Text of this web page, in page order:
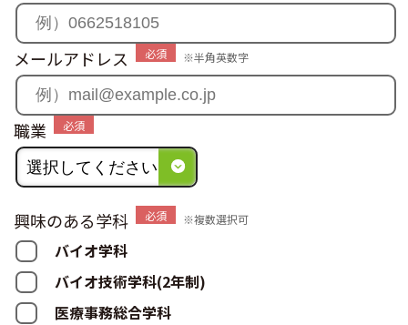
メールアドレス 必須 ※半角英数字
職業 必須
興味のある学科 必須 ※複数選択可
バイオ学科
バイオ技術学科(2年制)
医療事務総合学科